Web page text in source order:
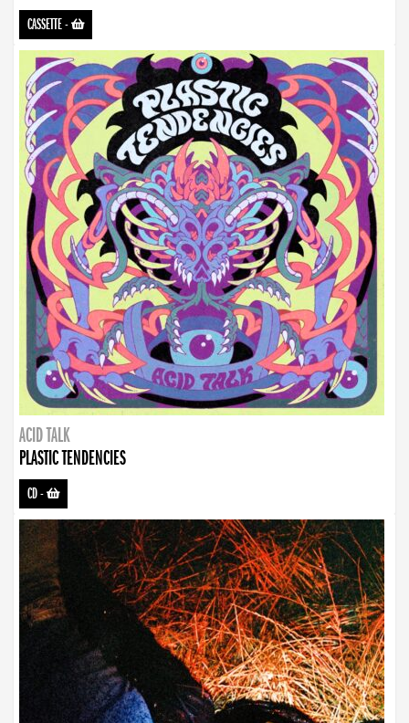
CASSETTE-
ACID TALK
PLASTIC TENDENCIES
CD-